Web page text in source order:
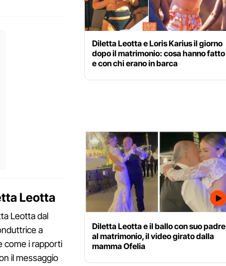
Leotta
Leotta dal
a
come i rapporti
il messaggio
Diletta Leotta e Loris Karius il giorno
dopo il matrimonio: cosa hanno fatto
e con chi erano in barca
Diletta Leotta e il ballo con suo padre
al matrimonio, il video girato dalla
mamma Ofelia